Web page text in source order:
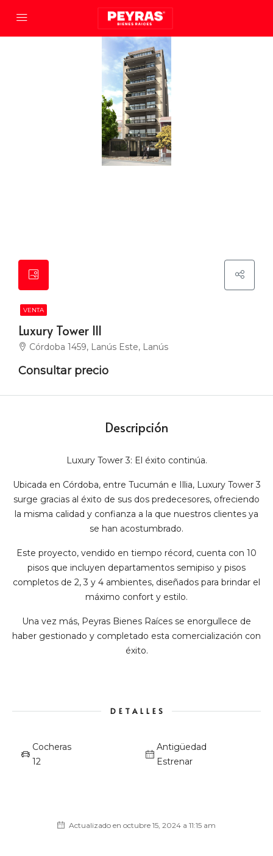
VENTA
Luxury Tower III
Córdoba 1459, Lanús Este, Lanús
Consultar precio
Descripción
Luxury Tower 3: El éxito continúa.
Ubicada en Córdoba, entre Tucumán e Illia, Luxury Tower 3
surge gracias al éxito de sus dos predecesores, ofreciendo
la misma calidad y confianza a la que nuestros clientes ya
se han acostumbrado.
Este proyecto, vendido en tiempo récord, cuenta con 10
pisos que incluyen departamentos semipiso y pisos
completos de 2, 3 y 4 ambientes, diseñados para brindar el
máximo confort y estilo.
Una vez más, Peyras Bienes Raíces se enorgullece de
haber gestionado y completado esta comercialización con
éxito.
DETALLES
Cocheras
12
Antigüedad
Estrenar
Actualizado en octubre 15, 2024 a 11:15 am